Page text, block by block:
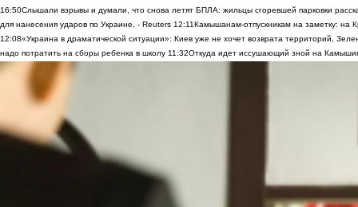
16:50Слышали взрывы и думали, что снова летят БПЛА: жильцы сгоревшей парковки
для нанесения ударов по Украине, - Reuters 12:11Камышанам-отпускникам на заметку: на
12:08«Украина в драматической ситуации»: Киев уже не хочет возврата территорий,
надо потратить на сборы ребенка в школу 11:32Откуда идет иссушающий зной на